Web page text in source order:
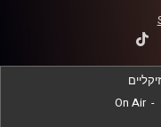
-
On Air